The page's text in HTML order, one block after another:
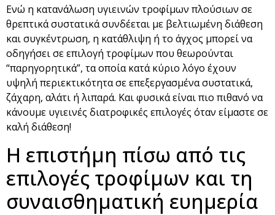
Ενώ η κατανάλωση υγιεινών τροφίμων πλούσιων σε
θρεπτικά συστατικά συνδέεται με βελτιωμένη διάθεση
και συγκέντρωση, η κατάθλιψη ή το άγχος μπορεί να
οδηγήσει σε επιλογή τροφίμων που θεωρούνται
“παρηγορητικά”, τα οποία κατά κύριο λόγο έχουν
υψηλή περιεκτικότητα σε επεξεργασμένα συστατικά,
ζάχαρη, αλάτι ή λιπαρά. Και φυσικά είναι πιο πιθανό να
κάνουμε υγιεινές διατροφικές επιλογές όταν είμαστε σε
καλή διάθεση!
Η επιστήμη πίσω από τις
επιλογές τροφίμων και τη
συναισθηματική ευημερία